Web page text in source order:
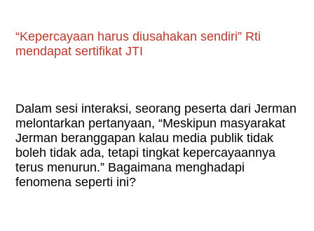
“Kepercayaan harus diusahakan sendiri” Rti
mendapat sertifikat JTI
Dalam sesi interaksi, seorang peserta dari Jerman
melontarkan pertanyaan, “Meskipun masyarakat
Jerman beranggapan kalau media publik tidak
boleh tidak ada, tetapi tingkat kepercayaannya
terus menurun.” Bagaimana menghadapi
fenomena seperti ini?